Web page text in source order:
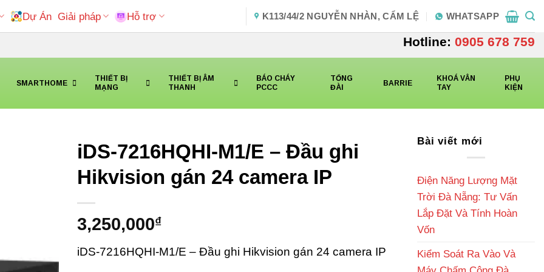
Dự Án Giải pháp Hỗ trợ K113/44/2 NGUYỄN NHÀN, CẨM LỆ WHATSAPP
Hotline: 0905 678 759
SMARTHOME
THIẾT BỊ
MẠNG
THIẾT BỊ ÂM
THANH
BÁO CHÁY
PCCC
TỔNG
ĐÀI
BARRIE
KHOÁ VÂN
TAY
PHỤ
KIỆN
iDS-7216HQHI-M1/E – Đầu ghi
Hikvision gán 24 camera IP
3,250,000₫
iDS-7216HQHI-M1/E – Đầu ghi Hikvision gán 24 camera IP
Bài viết mới
Điện Năng Lượng Mặt
Trời Đà Nẵng: Tư Vấn
Lắp Đặt Và Tính Hoàn
Vốn
Kiểm Soát Ra Vào Và